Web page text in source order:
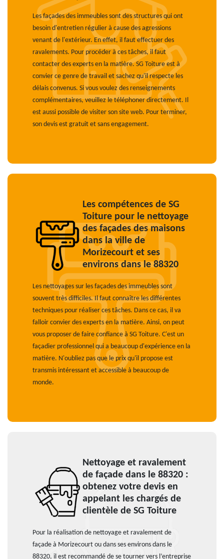
Les façades des immeubles sont des structures qui ont
besoin d'entretien régulier à cause des agressions
venant de l'extérieur. En effet, il faut effectuer des
ravalements. Pour procéder à ces tâches, il faut
contacter des experts en la matière. SG Toiture est à
convier ce genre de travail et sachez qu'il respecte les
délais convenus. Si vous voulez des renseignements
complémentaires, veuillez le téléphoner directement. Il
est aussi possible de visiter son site web. Pour terminer,
son devis est gratuit et sans engagement.
Les compétences de SG
Toiture pour le nettoyage
des façades des maisons
dans la ville de
Morizecourt et ses
environs dans le 88320
Les nettoyages sur les façades des immeubles sont
souvent très difficiles. Il faut connaître les différentes
techniques pour réaliser ces tâches. Dans ce cas, il va
falloir convier des experts en la matière. Ainsi, on peut
vous proposer de faire confiance à SG Toiture. C'est un
façadier professionnel qui a beaucoup d'expérience en la
matière. N'oubliez pas que le prix qu'il propose est
transmis intéressant et accessible à beaucoup de
monde.
Nettoyage et ravalement
de façade dans le 88320 :
obtenez votre devis en
appelant les chargés de
clientèle de SG Toiture
Pour la réalisation de nettoyage et ravalement de
façade à Morizecourt ou dans ses environs dans le
88320, il est recommandé de se tourner vers l’entreprise